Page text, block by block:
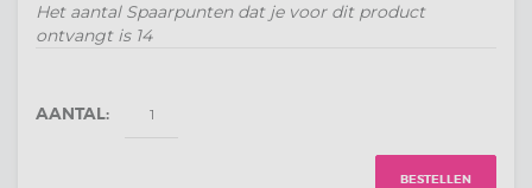
Het aantal Spaarpunten dat je voor dit product
ontvangt is 14
AANTAL:
BESTELLEN